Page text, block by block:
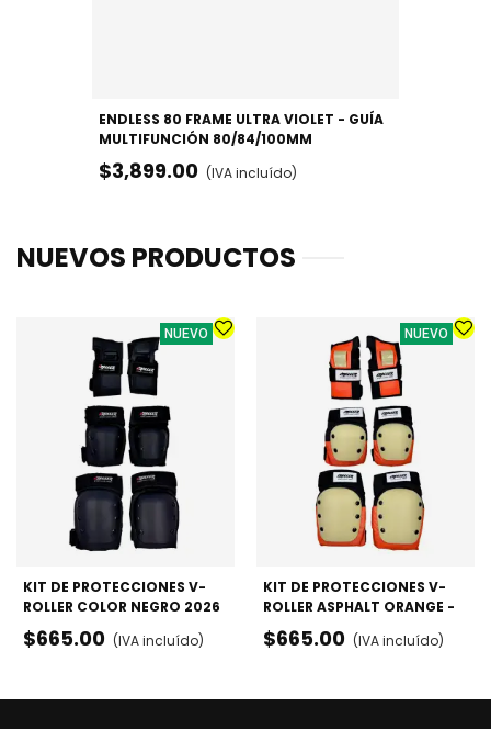
ENDLESS 80 FRAME ULTRA VIOLET - GUÍA
MULTIFUNCIÓN 80/84/100MM
$3,899.00 (IVA incluído)
NUEVOS PRODUCTOS
NUEVO
KIT DE PROTECCIONES V-
ROLLER COLOR NEGRO 2026
- RODILLERAS, CODERAS Y
MUÑEQUERAS
$665.00 (IVA incluído)
NUEVO
KIT DE PROTECCIONES V-
ROLLER ASPHALT ORANGE -
RODILLERAS, CODERAS Y
MUÑEQUERAS
$665.00 (IVA incluído)